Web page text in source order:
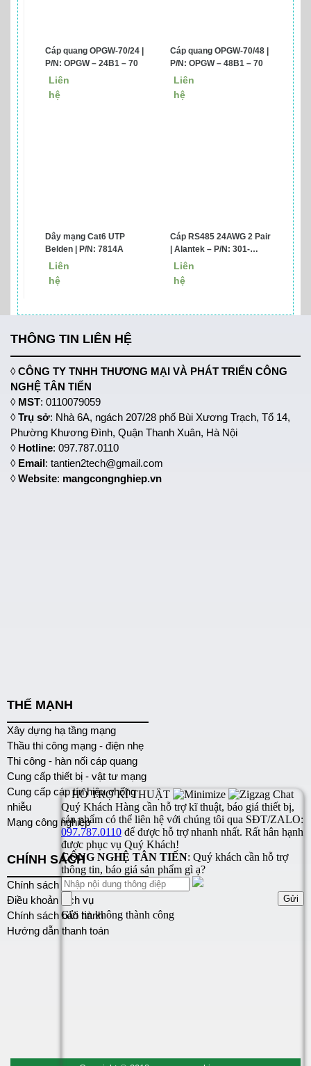
Cáp quang OPGW-70/24 |
P/N: OPGW – 24B1 – 70
Liên
hệ
Cáp quang OPGW-70/48 |
P/N: OPGW – 48B1 – 70
Liên
hệ
Dây mạng Cat6 UTP
Belden | P/N: 7814A
Liên
hệ
Cáp RS485 24AWG 2 Pair
| Alantek – P/N: 301-
RS5102-0500
Liên
hệ
THÔNG TIN LIÊN HỆ
◊CÔNG TY TNHH THƯƠNG MẠI VÀ PHÁT TRIỂN CÔNG
NGHỆ TÂN TIẾN
◊ MST: 0110079059
◊Trụ sở: Nhà 6A, ngách 207/28 phố Bùi Xương Trạch, Tổ 14,
Phường Khương Đình, Quận Thanh Xuân, Hà Nội
◊ Hotline: 097.787.0110
◊ Email : tantien2tech@gmail.com
◊Website: mangcongnghiep.vn
THẾ MẠNH
Xây dựng hạ tầng mạng
Thầu thi công mạng - điện nhẹ
Thi công - hàn nối cáp quang
Cung cấp thiết bị - vật tư mạng
Cung cấp cáp tín hiệu chống
nhiễu
Mạng công nghiệp
CHÍNH SÁCH
Chính sách bảo mật
Điều khoản dịch vụ
Chính sách bảo hành
Hướng dẫn thanh toán